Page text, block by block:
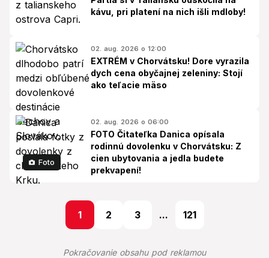
kávu, pri platení na nich išli mdloby!
02. aug. 2026 o 12:00
EXTRÉM v Chorvátsku! Dore vyrazila
dych cena obyčajnej zeleniny: Stojí
ako teľacie mäso
Foto
02. aug. 2026 o 06:00
FOTO Čitateľka Danica opísala
rodinnú dovolenku v Chorvátsku: Z
cien ubytovania a jedla budete
prekvapení!
1 2 3 ... 121
Pokračovanie obsahu pod reklamou